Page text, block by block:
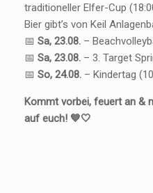
traditioneller Elfer-Cup
Bier gibt’s von Keil
📅 Sa, 23.08. –
📅 Sa, 23.08. – 3. Target
📅 So, 24.08. – Kindertag
Kommt vorbei, feuert an &
auf euch! 💙🤍